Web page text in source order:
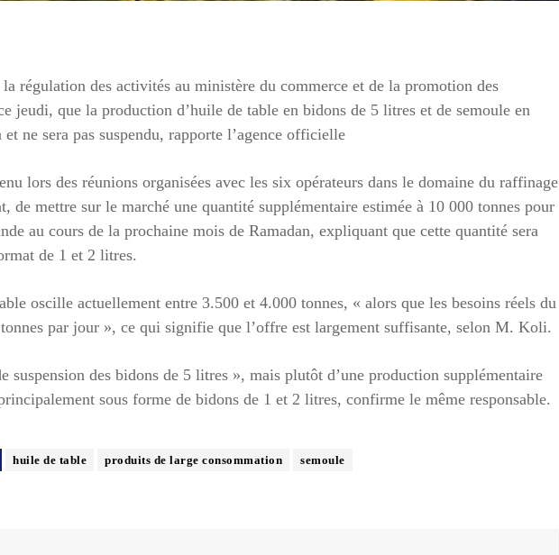
régulation des activités au ministère du commerce et de la promotion des
jeudi, que la production d’huile de table en bidons de 5 litres et de semoule en
ne sera pas suspendu, rapporte l’agence officielle
lors des réunions organisées avec les six opérateurs dans le domaine du raffinage
de mettre sur le marché une quantité supplémentaire estimée à 10 000 tonnes pour
au cours de la prochaine mois de Ramadan, expliquant que cette quantité sera
de 1 et 2 litres.
oscille actuellement entre 3.500 et 4.000 tonnes, « alors que les besoins réels du
par jour », ce qui signifie que l’offre est largement suffisante, selon M. Koli.
suspension des bidons de 5 litres », mais plutôt d’une production supplémentaire
sous forme de bidons de 1 et 2 litres, confirme le même responsable.
huile de table produits de large consommation semoule